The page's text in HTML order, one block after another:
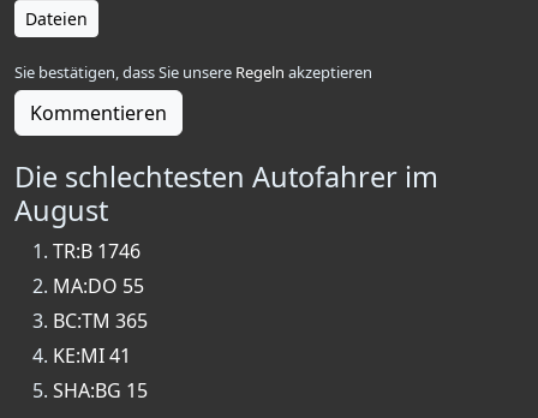
Dateien
Sie bestätigen, dass Sie unsere Regeln akzeptieren
Kommentieren
Die schlechtesten Autofahrer im
August
TR:B 1746
MA:DO 55
BC:TM 365
KE:MI 41
SHA:BG 15